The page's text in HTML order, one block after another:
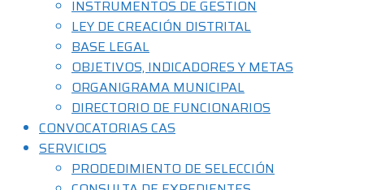
INSTRUMENTOS DE GESTION
LEY DE CREACIÓN DISTRITAL
BASE LEGAL
OBJETIVOS, INDICADORES Y METAS
ORGANIGRAMA MUNICIPAL
DIRECTORIO DE FUNCIONARIOS
CONVOCATORIAS CAS
SERVICIOS
PRODEDIMIENTO DE SELECCIÓN